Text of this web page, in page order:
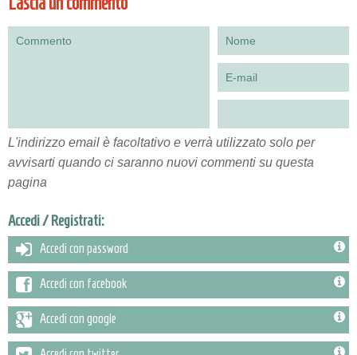
L'indirizzo email è facoltativo e verrà utilizzato solo per
avvisarti quando ci saranno nuovi commenti su questa
pagina
Accedi / Registrati:
Accedi con password
Accedi con facebook
Accedi con google